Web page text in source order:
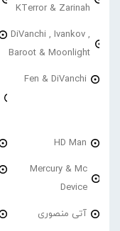
KTerror & Zarinah
DiVanchi , Ivankov ,
Baroot & Moonlight
Fen & DiVanchi
HD Man
Mercury & Mc
Device
آتی منصوری